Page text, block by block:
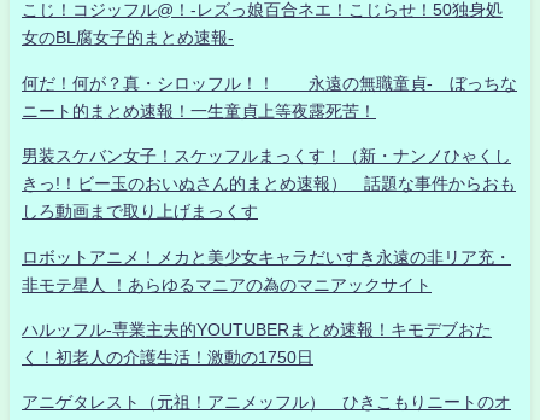
こじ！コジッフル@！-レズっ娘百合ネエ！こじらせ！50独身処
女のBL腐女子的まとめ速報-
何だ！何が？真・シロッフル！！ 永遠の無職童貞- ぼっちな
ニート的まとめ速報！一生童貞上等夜露死苦！
男装スケバン女子！スケッフルまっくす！（新・ナンノひゃくし
きっ!！ビー玉のおいぬさん的まとめ速報） 話題な事件からおも
しろ動画まで取り上げまっくす
ロボットアニメ！メカと美少女キャラだいすき永遠の非リア充・
非モテ星人 ！あらゆるマニアの為のマニアックサイト
ハルッフル-専業主夫的YOUTUBERまとめ速報！キモデブおた
く！初老人の介護生活！激動の1750日
アニゲタレスト（元祖！アニメッフル） ひきこもりニートのオ